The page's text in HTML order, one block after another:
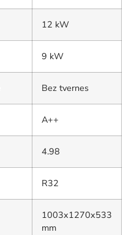
12 kW
9 kW
Bez tvernes
A++
4.98
R32
1003x1270x533
mm